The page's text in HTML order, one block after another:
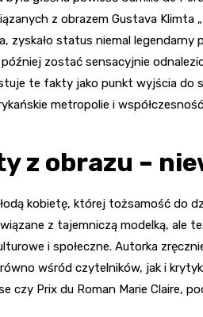
z obrazem Gustava Klimta
zyskało status niemal legendarny
zostać sensacyjnie
te fakty jako punkt wyjścia do
metropolie i
z obrazu –
kobietę, której tożsamość do
z tajemniczą modelką, ale
i społeczne. Autorka
wśród czytelników, jak i
czy Prix du Roman Marie Claire,